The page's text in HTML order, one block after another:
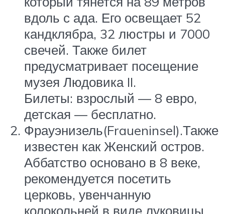
вдоль с ада. Его освещает 52
кандклябра, 32 люстры и 7000
свечей. Также билет
предусматривает посещение
музея Людовика II.
Билеты: взрослый — 8 евро,
детская — бесплатно.
Фрауэнизель(Fraueninsel).Также
известен как Женский остров.
Аббатство основано в 8 веке,
рекомендуется посетить
церковь, увенчанную
колокольней в виде луковицы.